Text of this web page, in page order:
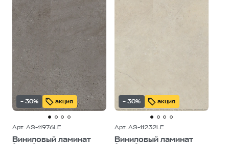
– 30% акция
Арт. AS-11976LE
Виниловый ламинат
– 30% акция
Арт. AS-11232LE
Виниловый ламинат